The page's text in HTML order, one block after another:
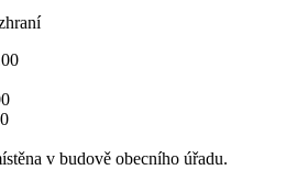
v budově obecního úřadu.